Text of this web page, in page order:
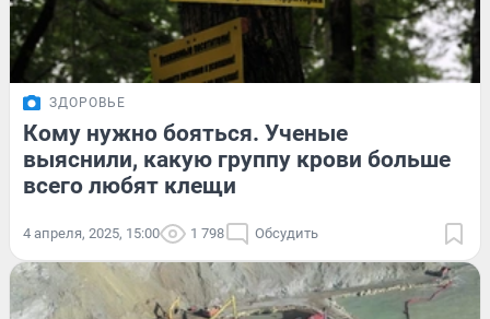
ЗДОРОВЬЕ
Кому нужно бояться. Ученые
выяснили, какую группу крови больше
всего любят клещи
4 апреля, 2025, 15:00 1 798 Обсудить